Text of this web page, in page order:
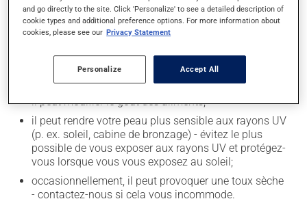
il peut causer des maux de tête;
il peut causer des étourdissements - levez-vous
il peut causer une fatigue inhabituelle;
il peut modifier le goût des aliments;
il peut rendre votre peau plus sensible aux rayons UV
(p. ex. soleil, cabine de bronzage) - évitez le plus
possible de vous exposer aux rayons UV et protégez-
vous lorsque vous vous exposez au soleil;
occasionnellement, il peut provoquer une toux sèche
- contactez-nous si cela vous incommode.
and go directly to the site. Click 'Personalize' to see a detailed description of
cookie types and additional preference options. For more information about
cookies, please see our Privacy Statement
Personalize Accept All